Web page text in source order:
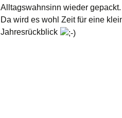
Alltagswahnsinn wieder gepackt.
Da wird es wohl Zeit für eine
Jahresrückblick